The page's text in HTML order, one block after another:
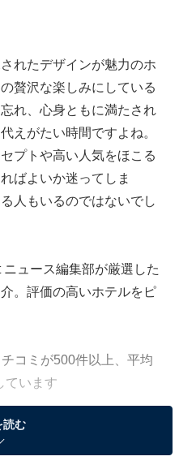
れたデザインが魅力のホ
贅沢な楽しみにしている
れ、心身ともに満たされ
えがたい時間ですよね。
プトや高い人気をほこる
ばよいか迷ってしま
人もいるのではないでし
ュース編集部が厳選した
。評価の高いホテルをピ
コミが500件以上、平均
ています
： All About ニュース お買
読む